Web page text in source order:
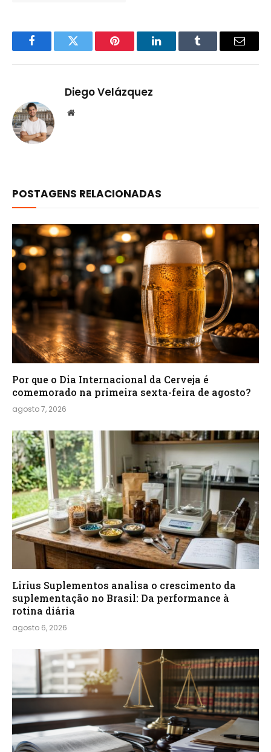
FacebookTwitter Pinterest LinkedInTumblr Email
Diego Velázquez
Website
POSTAGENS RELACIONADAS
Por que o Dia Internacional da Cerveja é
comemorado na primeira sexta-feira de agosto?
agosto 7, 2026
Lirius Suplementos analisa o crescimento da
suplementação no Brasil: Da performance à
rotina diária
agosto 6, 2026